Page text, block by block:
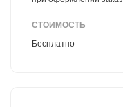
СТОИМОСТЬ
Бесплатно